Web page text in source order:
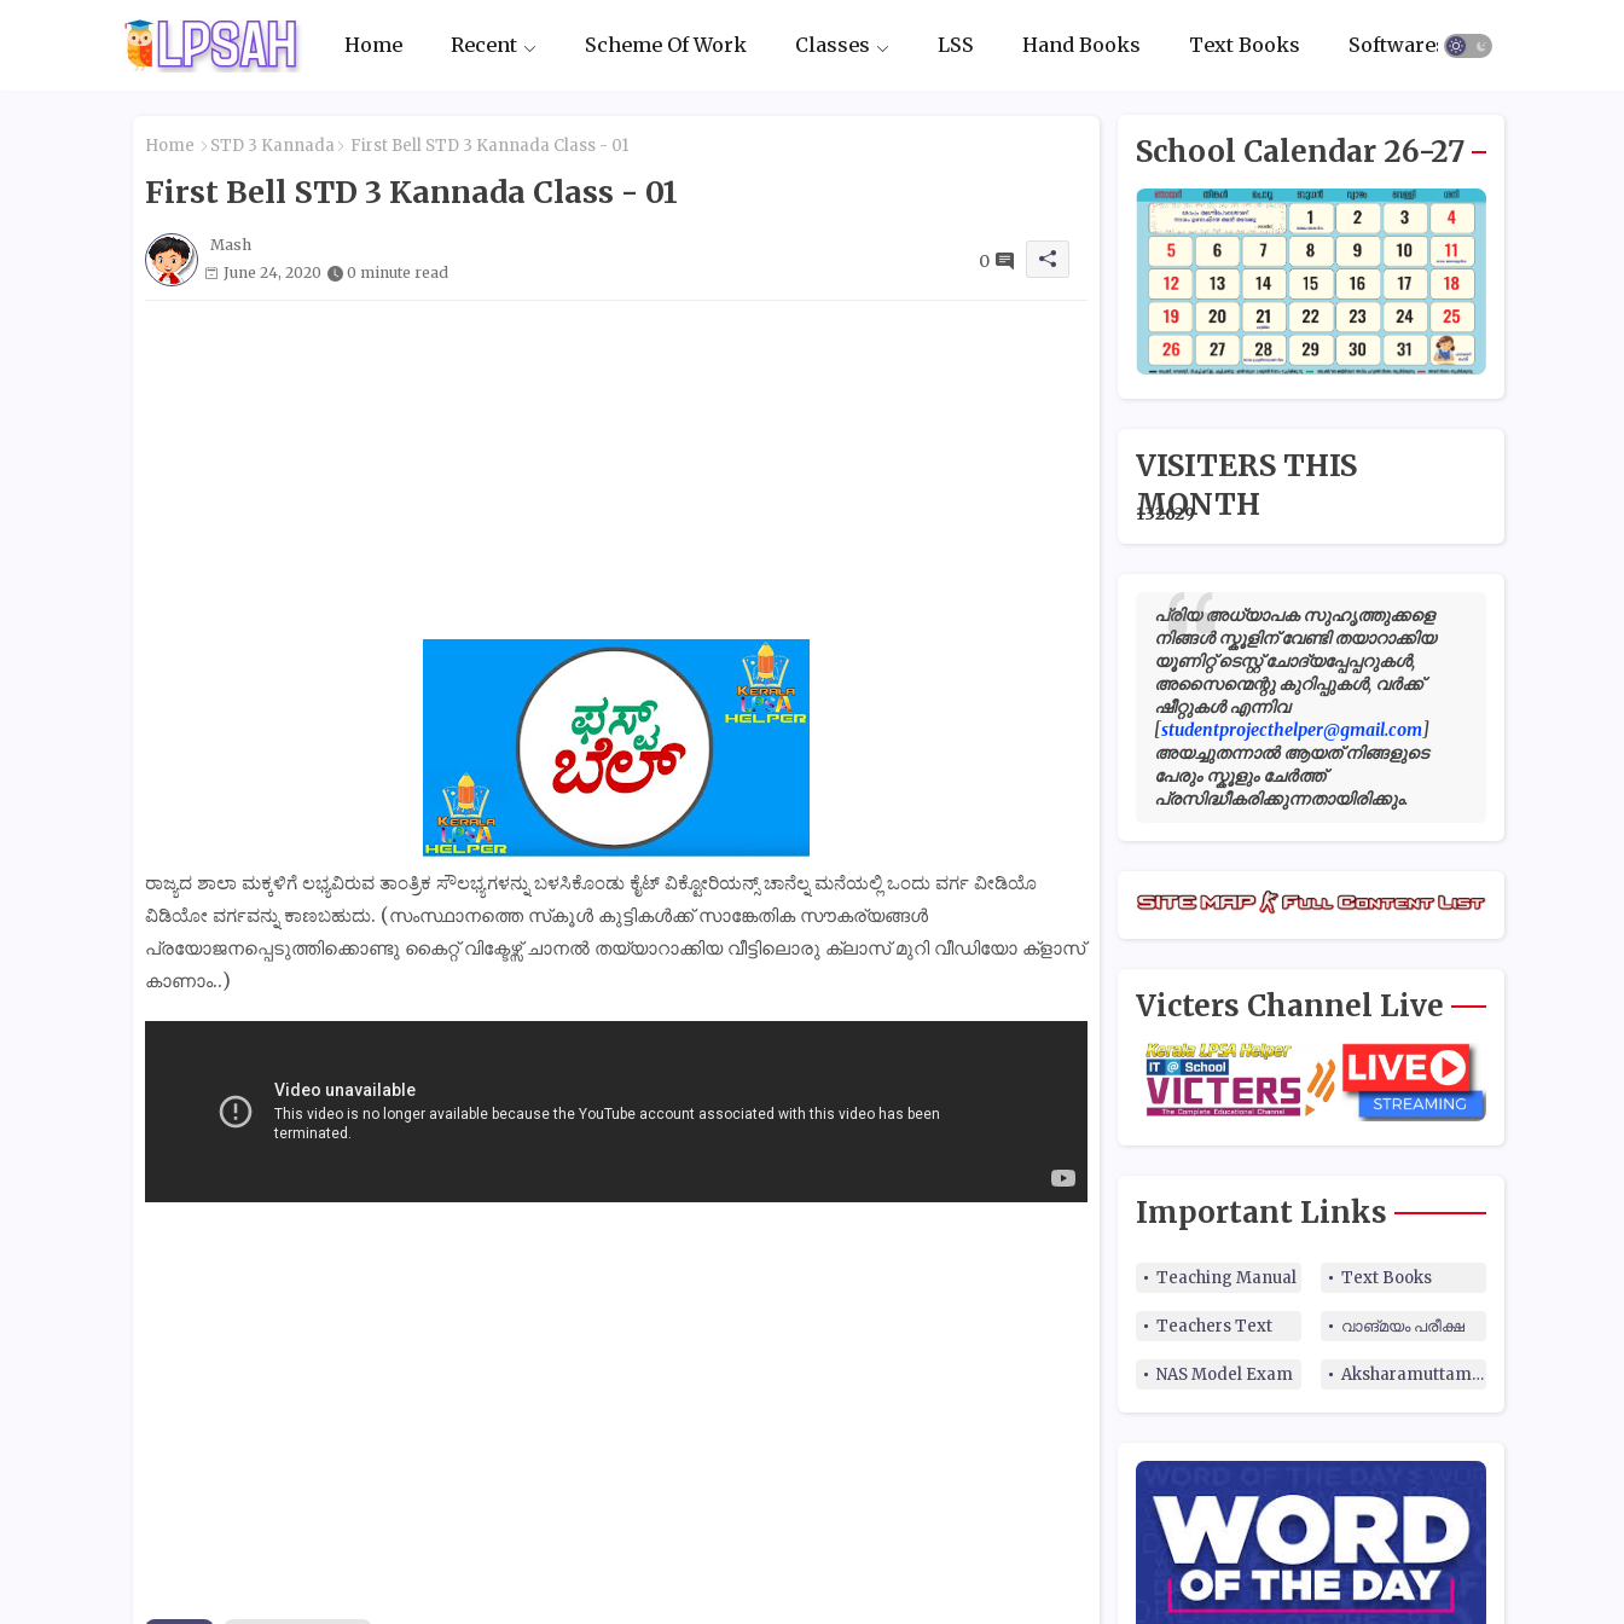
Home Recent Scheme Of Work Classes LSS Hand Books Text Books Softwares
Home STD 3 Kannada First Bell STD 3 Kannada Class - 01
First Bell STD 3 Kannada Class - 01
Mash
June 24, 2020
0 minute read
0
ರಾಜ್ಯದ ಶಾಲಾ ಮಕ್ಕಳಿಗೆ ಲಭ್ಯವಿರುವ ತಾಂತ್ರಿಕ ಸೌಲಭ್ಯಗಳನ್ನು ಬಳಸಿಕೊಂಡು ಕೈಟ್ ವಿಕ್ಟೋರಿಯನ್ಸ್ ಚಾನೆಲ್ನ ಮನೆಯಲ್ಲಿ ಒಂದು ವರ್ಗ ವೀಡಿಯೊ
ವಿಡಿಯೋ ವರ್ಗವನ್ನು ಕಾಣಬಹುದು. (സംസ്ഥാനത്തെ സ്‌കൂൾ കുട്ടികൾക്ക് സാങ്കേതിക സൗകര്യങ്ങൾ
പ്രയോജനപ്പെടുത്തിക്കൊണ്ടു കൈറ്റ് വിക്ടേഴ്സ് ചാനല്‍ തയ്യാറാക്കിയ വീട്ടിലൊരു ക്ലാസ് മുറി വീഡിയോ ക്‌ളാസ്
കാണാം..)
School Calendar 26-27
VISITERS THIS
MONTH
132629
പ്രിയ അധ്യാപക സുഹൃത്തുക്കളെ
നിങ്ങൾ സ്കൂളിന് വേണ്ടി തയാറാക്കിയ
യൂണിറ്റ് ടെസ്റ്റ് ചോദ്യപ്പേപ്പറുകൾ,
അസൈന്മെന്റു കുറിപ്പുകൾ, വർക്ക്
ഷീറ്റുകൾ എന്നിവ
[studentprojecthelper@gmail.com]
അയച്ചുതന്നാൽ ആയത് നിങ്ങളുടെ
പേരും സ്കൂളും ചേർത്ത്
പ്രസിദ്ധീകരിക്കുന്നതായിരിക്കും.
Victers Channel Live
Important Links
Teaching Manual Text Books
Teachers Text വാങ്മയം പരീക്ഷ
NAS Model Exam Aksharamuttam Quiz